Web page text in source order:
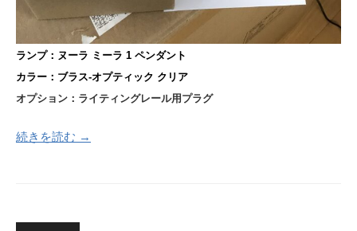
ランプ：ヌーラ ミーラ 1 ペンダント
カラー：ブラス-オプティック クリア
オプション：ライティングレール用プラグ
続きを読む →